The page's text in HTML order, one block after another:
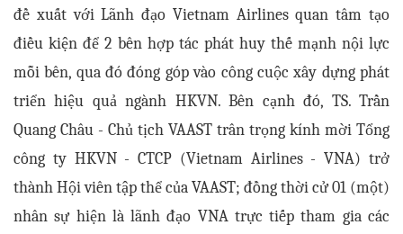
đề xuất với Lãnh đạo Vietnam Airlines quan tâm tạo
điều kiện để 2 bên hợp tác phát huy thế mạnh nội lực
mỗi bên, qua đó đóng góp vào công cuộc xây dựng phát
triển hiệu quả ngành HKVN. Bên cạnh đó, TS. Trần
Quang Châu - Chủ tịch VAAST trân trọng kính mời Tổng
công ty HKVN - CTCP (Vietnam Airlines - VNA) trở
thành Hội viên tập thể của VAAST; đồng thời cử 01 (một)
nhân sự hiện là lãnh đạo VNA trực tiếp tham gia các